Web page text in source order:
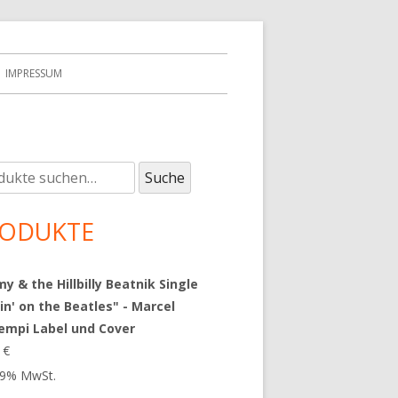
IMPRESSUM
Suche
& the Hillbilly Beatnik Single
on the Beatles" - Marcel
Label und Cover
€
MwSt.